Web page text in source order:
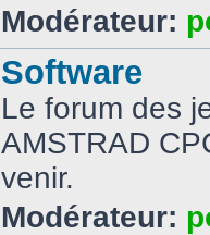
Modérateur:
Software
Le forum des
AMSTRAD
venir.
Modérateur: